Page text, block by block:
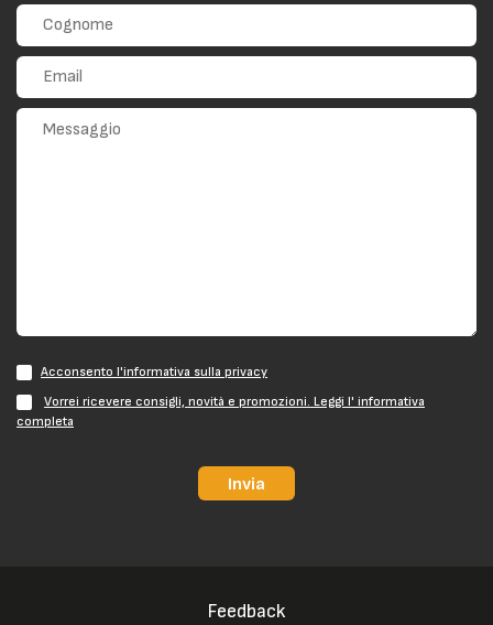
Acconsento l'informativa sulla privacy
Vorrei ricevere consigli, novità e promozioni. Leggi l' informativa
completa
Invia
Feedback